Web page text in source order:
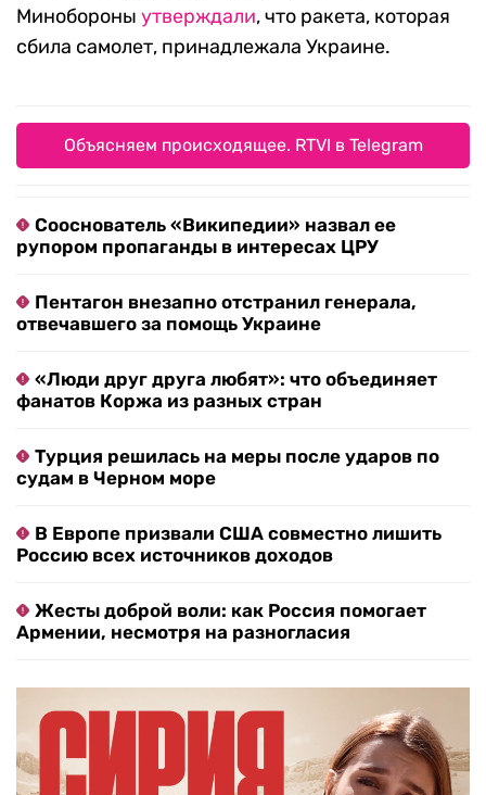
Минобороны утверждали, что ракета, которая
сбила самолет, принадлежала Украине.
Объясняем происходящее. RTVI в Telegram
Сооснователь «Википедии» назвал ее
рупором пропаганды в интересах ЦРУ
Пентагон внезапно отстранил генерала,
отвечавшего за помощь Украине
«Люди друг друга любят»: что объединяет
фанатов Коржа из разных стран
Турция решилась на меры после ударов по
судам в Черном море
В Европе призвали США совместно лишить
Россию всех источников доходов
Жесты доброй воли: как Россия помогает
Армении, несмотря на разногласия